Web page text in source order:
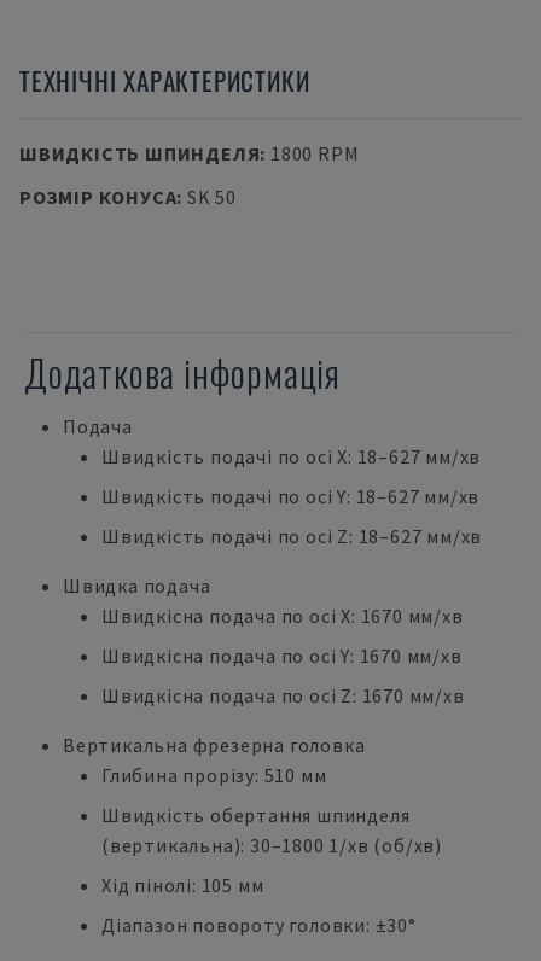
ТЕХНІЧНІ ХАРАКТЕРИСТИКИ
ШВИДКІСТЬ ШПИНДЕЛЯ: 1800 RPM
РОЗМІР КОНУСА: SK 50
Додаткова інформація
Подача
Швидкість подачі по осі X: 18–627 мм/хв
Швидкість подачі по осі Y: 18–627 мм/хв
Швидкість подачі по осі Z: 18–627 мм/хв
Швидка подача
Швидкісна подача по осі X: 1670 мм/хв
Швидкісна подача по осі Y: 1670 мм/хв
Швидкісна подача по осі Z: 1670 мм/хв
Вертикальна фрезерна головка
Глибина прорізу: 510 мм
Швидкість обертання шпинделя
(вертикальна): 30–1800 1/хв (об/хв)
Хід пінолі: 105 мм
Діапазон повороту головки: ±30°